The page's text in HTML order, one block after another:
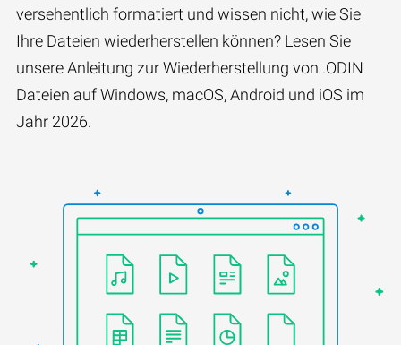
versehentlich formatiert und wissen nicht, wie Sie
Ihre Dateien wiederherstellen können? Lesen Sie
unsere Anleitung zur Wiederherstellung von .ODIN
Dateien auf Windows, macOS, Android und iOS im
Jahr 2026.